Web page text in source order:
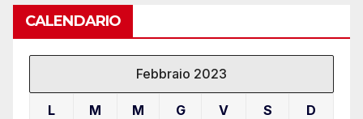
CALENDARIO
Febbraio 2023
L M M G V S D